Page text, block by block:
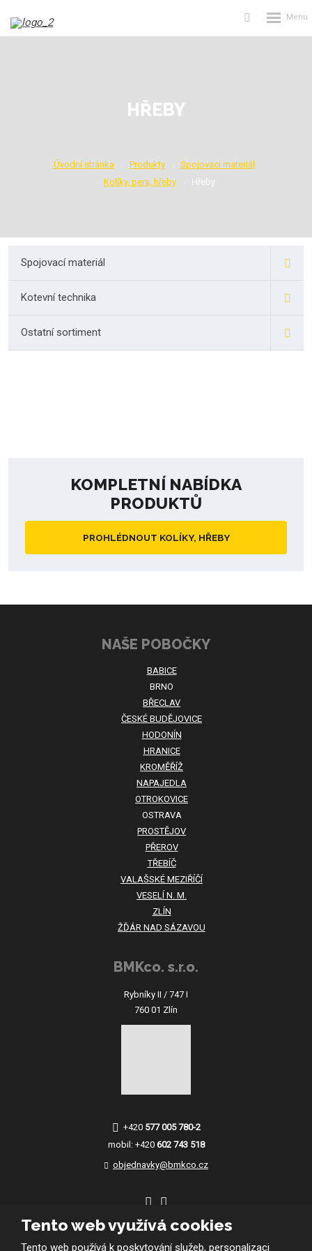
Vyhledávání
Rozbalení
HŘEBY
Úvodní stránka Produkty
Spojovací materiál
Kolíky, pera, hřeby
Hřeby
Spojovací materiál
Kotevní technika
Ostatní sortiment
KOMPLETNÍ NABÍDKA
PRODUKTŮ
PROHLÉDNOUT KOLÍKY, HŘEBY
NAŠE POBOČKY
BABICE
BRNO
BŘECLAV
ČESKÉ BUDĚJOVICE
HODONÍN
HRANICE
KROMĚŘÍŽ
NAPAJEDLA
OTROKOVICE
OSTRAVA
PROSTĚJOV
PŘEROV
TŘEBÍČ
VALAŠSKÉ MEZIŘÍČÍ
VESELÍ N. M.
ZLÍN
ŽĎÁR NAD SÁZAVOU
BMKco. s.r.o.
Rybníky II / 747 I
760 01 Zlín
+420 577 005 780-2
mobil: +420 602 743 518
objednavky@bmkco.cz
Tento web využívá cookies
Tento web používá k poskytování služeb, personalizaci